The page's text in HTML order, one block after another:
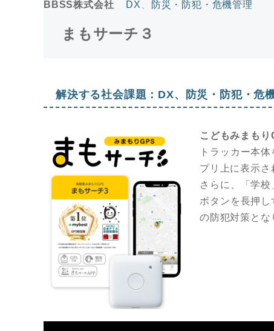
BBSS株式会社 DX 防災・防犯・危機管理
まもサーチ３
解決する社会課題：DX、防災・防犯・危
こどもみまも
トラッカー本
プリ上に表示さ
さらに、「学
ボタンを長押
の防犯対策とな